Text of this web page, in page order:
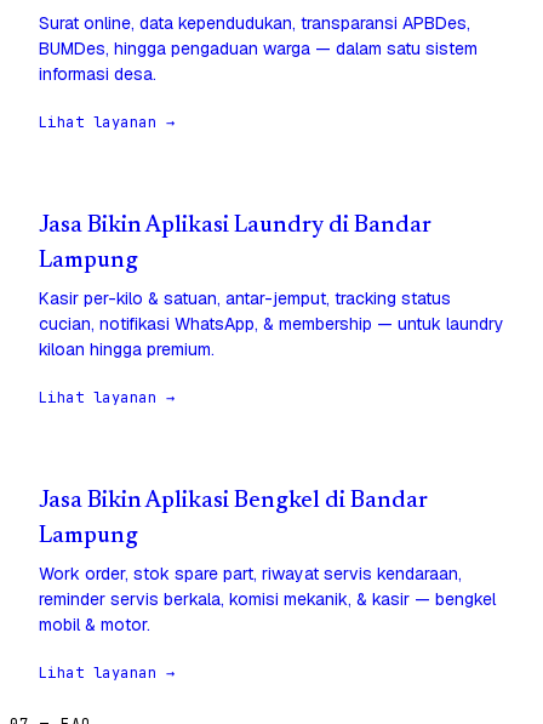
Surat online, data kependudukan, transparansi APBDes,
BUMDes, hingga pengaduan warga — dalam satu sistem
informasi desa.
Lihat layanan →
Jasa Bikin Aplikasi Laundry di Bandar
Lampung
Kasir per-kilo & satuan, antar-jemput, tracking status
cucian, notifikasi WhatsApp, & membership — untuk laundry
kiloan hingga premium.
Lihat layanan →
Jasa Bikin Aplikasi Bengkel di Bandar
Lampung
Work order, stok spare part, riwayat servis kendaraan,
reminder servis berkala, komisi mekanik, & kasir — bengkel
mobil & motor.
Lihat layanan →